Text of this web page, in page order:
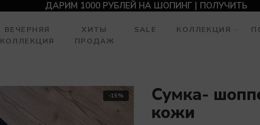
ДАРИМ 1000 РУБЛЕЙ НА ШОПИНГ | ПОЛУЧИТЬ
ВЕЧЕРНЯЯ
КОЛЛЕКЦИЯ
ХИТЫ
ПРОДАЖ
SALE КОЛЛЕКЦИЯ
-15% Сумка-
кожи